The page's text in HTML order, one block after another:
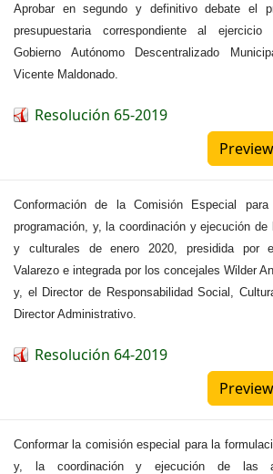
Aprobar en segundo y definitivo debate el
presupuestaria correspondiente al
Gobierno Autónomo Descentralizado
Vicente Maldonado.
Resolución 65-2019
Preview
Conformación de la Comisión Especial
programación, y, la coordinación y ejecución
y culturales de enero 2020, presidida por
Valarezo e integrada por los concejales Wilder
y, el Director de Responsabilidad Social,
Director Administrativo.
Resolución 64-2019
Preview
Conformar la comisión especial para la
y, la coordinación y ejecución de las